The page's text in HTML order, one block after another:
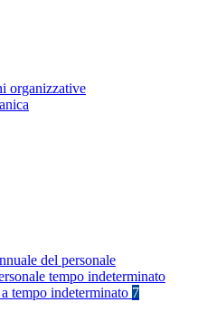
organizzative
del personale
tempo indeterminato
tempo indeterminato 7